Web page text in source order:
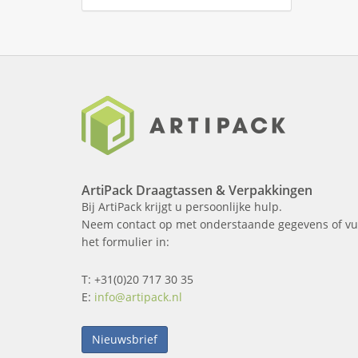
ArtiPack Draagtassen & Verpakkingen
Bij ArtiPack krijgt u persoonlijke hulp.
Neem contact op met onderstaande gegevens of
het formulier in:
T: +31(0)20 717 30 35
E: info@artipack.nl
Nieuwsbrief